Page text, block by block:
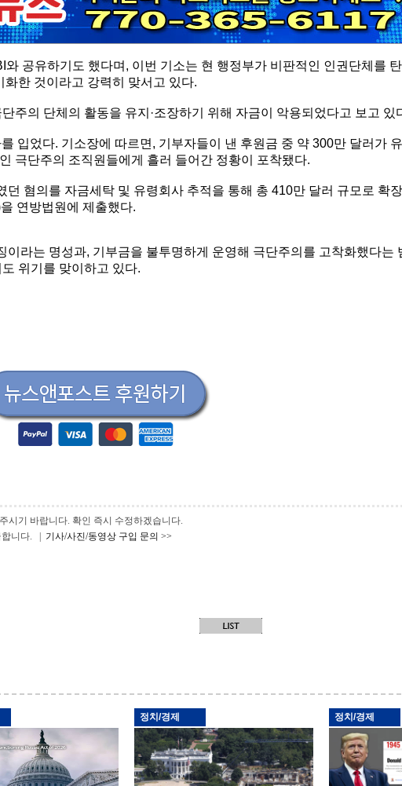
공유하기도 했다며, 이번 기소는 현 행정부가 비판적인 인권단체를 탄
한 것이라고 강력히 맞서고 있다.
주의 단체의 활동을 유지·조장하기 위해 자금이 악용되었다고 보고 있
입었다. 기소장에 따르면, 기부자들이 낸 후원금 중 약 300만 달러가 유
극단주의 조직원들에게 흘러 들어간 정황이 포착됐다.
던 혐의를 자금세탁 및 유령회사 추적을 통해 총 410만 달러 규모로 확장
연방법원에 제출했다.
이라는 명성과, 기부금을 불투명하게 운영해 극단주의를 고착화했다는
위기를 맞이하고 있다.
시기 바랍니다. 확인 즉시 수정하겠습니다.
합니다. | 기사/사진/동영상 구입 문의 >>
정치/경제 정치/경제